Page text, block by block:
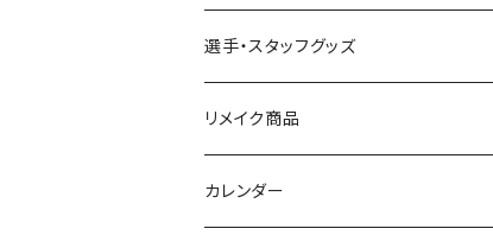
選手・スタッフグッズ
リメイク商品
カレンダー